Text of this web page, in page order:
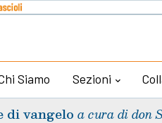
Siamo Sezioni
di vangelo a cura di don